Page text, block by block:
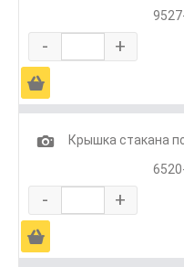
- +
Ä
1
Крышка стакана
- +
Ä